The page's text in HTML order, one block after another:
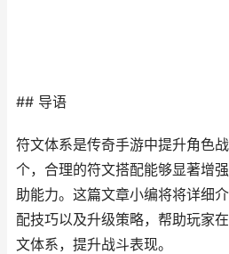
## 导语
符文体系是传奇手游中提升角色
个，合理的符文搭配能够显著增
助能力。这篇文章小编将将详细
配技巧以及升级策略，帮助玩家
文体系，提升战斗表现。